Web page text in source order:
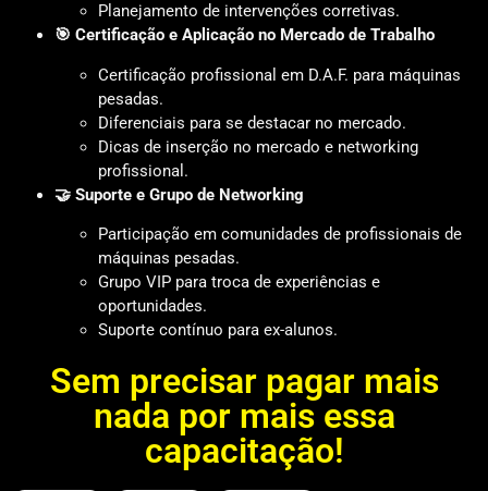
Planejamento de intervenções corretivas.
🎯 Certificação e Aplicação no Mercado de Trabalho
Certificação profissional em D.A.F. para máquinas
pesadas.
Diferenciais para se destacar no mercado.
Dicas de inserção no mercado e networking
profissional.
🤝 Suporte e Grupo de Networking
Participação em comunidades de profissionais de
máquinas pesadas.
Grupo VIP para troca de experiências e
oportunidades.
Suporte contínuo para ex-alunos.
Sem precisar pagar mais
nada por mais essa
capacitação!